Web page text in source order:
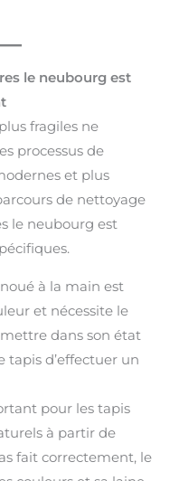
le neubourg est
fragiles ne
processus de
et plus
de nettoyage
le neubourg est
à la main est
et nécessite le
dans son état
tapis d’effectuer un
pour les tapis
à partir de
fait correctement, le